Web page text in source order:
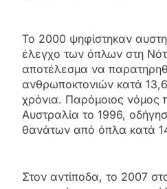
Το 2000 ψηφίστηκαν
έλεγχο των όπλων στη
αποτέλεσμα να
ανθρωποκτονιών κατά
χρόνια. Παρόμοιος νόμος
Αυστραλία το 1996,
θανάτων από όπλα κατά
Στον αντίποδα, το 2007